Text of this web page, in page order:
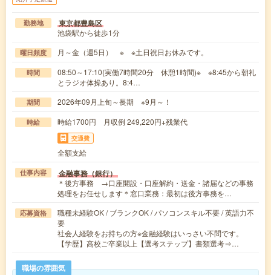
勤務地 東京都豊島区
池袋駅から徒歩1分
曜日頻度 月～金（週5日） ※ ※土日祝日お休みです。
時間
08:50～17:10(実働7時間20分 休憩1時間)※ ※8:45から朝礼
とラジオ体操あり。8:4…
期間 2026年09月上旬～長期 ※9月～！
時給 時給1700円 月収例 249,220円+残業代
交通費
全額支給
仕事内容 金融事務（銀行）
＊後方事務 →口座開設・口座解約・送金・諸届などの事務
処理をお任せします＊窓口業務：最初は後方事務を…
応募資格
職種未経験OK / ブランクOK / パソコンスキル不要 / 英語力不
要
社会人経験をお持ちの方※金融経験はいっさい不問です。
【学歴】高校ご卒業以上【選考ステップ】書類選考⇒…
職場の雰囲気